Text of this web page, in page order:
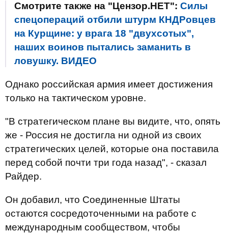
Смотрите также на "Цензор.НЕТ": Силы
спецопераций отбили штурм КНДРовцев
на Курщине: у врага 18 "двухсотых",
наших воинов пытались заманить в
ловушку. ВИДЕО
Однако российская армия имеет достижения
только на тактическом уровне.
"В стратегическом плане вы видите, что, опять
же - Россия не достигла ни одной из своих
стратегических целей, которые она поставила
перед собой почти три года назад", - сказал
Райдер.
Он добавил, что Соединенные Штаты
остаются сосредоточенными на работе с
международным сообществом, чтобы